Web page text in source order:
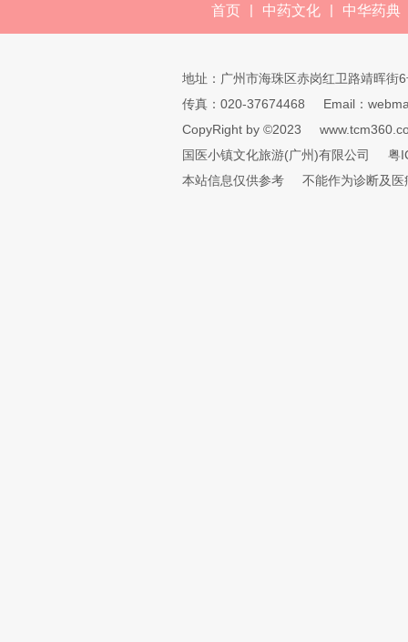
首页 | 中药文化 | 中华药典
地址：广州市海珠区赤岗红卫路靖晖街
传真：020-37674468
Email：
CopyRight by ©2023
国医小镇文化旅游(广州)有限公司
粤
本站信息仅供参考
不能作为诊断及医